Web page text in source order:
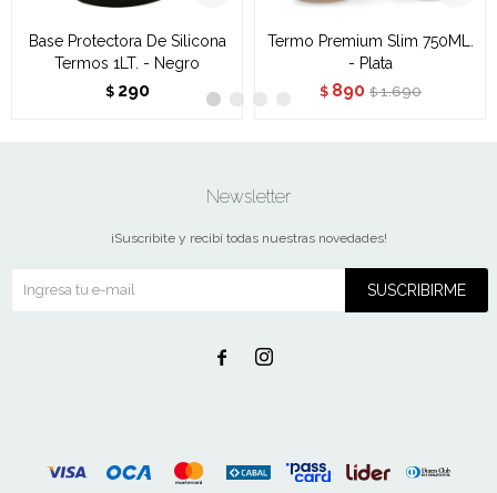
Base Protectora De Silicona
Termos 1LT. - Negro
$ 290
Termo Premium Slim 750ML.
- Plata
$ 890 $ 1.690
Newsletter
¡Suscribite y recibí todas nuestras novedades!
SUSCRIBIRME
 